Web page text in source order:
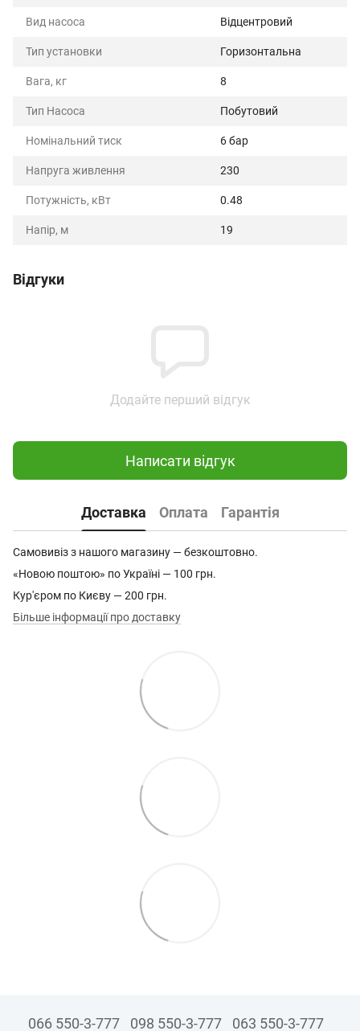
Вид насоса Відцентровий
Тип установки Горизонтальна
Вага, кг 8
Тип Насоса Побутовий
Номінальний тиск 6 бар
Напруга живлення 230
Потужність, кВт 0.48
Напір, м 19
Відгуки
Додайте перший відгук
Написати відгук
Доставка Оплата Гарантія
Самовивіз з нашого магазину — безкоштовно.
«Новою поштою» по Україні — 100 грн.
Кур'єром по Києву — 200 грн.
Більше інформації про доставку
066 550-3-777 098 550-3-777 063 550-3-777